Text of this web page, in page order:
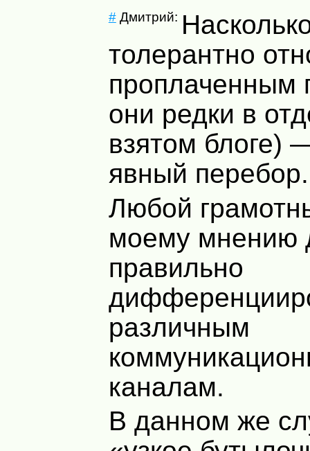
#Дмитрий:
толерантно
проплаченным
они редки в
взятом блоге)
явный перебор.
Любой
моему мнению
правильно
различным
каналам.
В данном же